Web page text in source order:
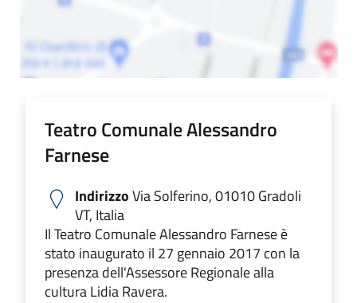
Teatro Comunale Alessandro
Farnese
IndirizzoVia Solferino, 01010 Gradoli
VT, Italia
Il Teatro Comunale Alessandro Farnese è
stato inaugurato il 27 gennaio 2017 con la
presenza dell'Assessore Regionale alla
cultura Lidia Ravera.